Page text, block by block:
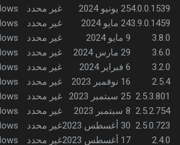
4.0.0.153925 يونيو 2024 غير محدد
3.9.0.145924 مايو 2024 غير محدد
3.8.0
9 مايو 2024 غير محدد
3.6.0
29 مارس 2024 غير محدد
3.2.0
6 فبراير 2024 غير محدد
2.5.4
16 نوفمبر 2023 غير محدد
2.5.3.801 25 سبتمبر 2023 غير محدد
2.5.2.754 8 سبتمبر 2023 غير محدد
2.5.0.723 30 أغسطس 2023 غير محدد
2.4.0
17 أغسطس 2023 غير محدد